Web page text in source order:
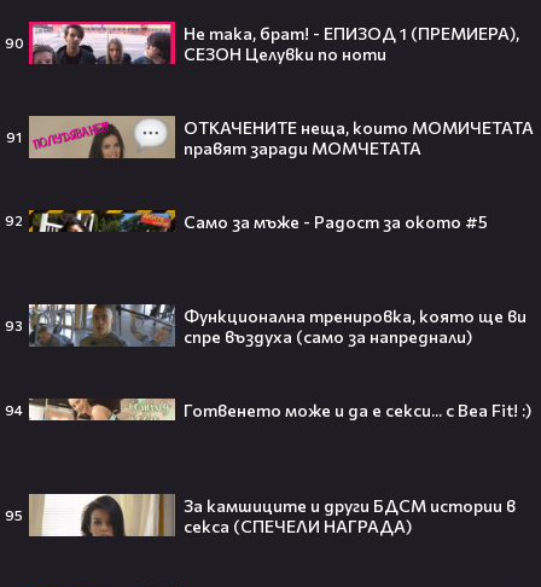
90
Не така, брат! - ЕПИЗОД 1 (ПРЕМИЕРА),
СЕЗОН Целувки по ноти
91
ОТКАЧЕНИТЕ неща, които МОМИЧЕТАТА
правят заради МОМЧЕТАТА
92 Само за мъже - Радост за окото #5
93
Функционална тренировка, която ще ви
спре въздуха (само за напреднали)
94 Готвенето може и да е секси... с Bea Fit! :)
95
За камшиците и други БДСМ истории в
секса (СПЕЧЕЛИ НАГРАДА)
всички говорят за него👀🎬
След Брадли Купър, Ирина Шейк
слухове🧐
Пи Диди излиза по-рано от
Сватбата, която чакаше целият
свят! Кристиано Роналдо се жени!